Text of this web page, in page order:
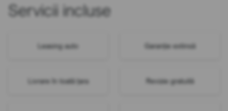
Servicii incluse
Leasing auto Garanție extinsă
Livrare în toată țara Revizie gratuită